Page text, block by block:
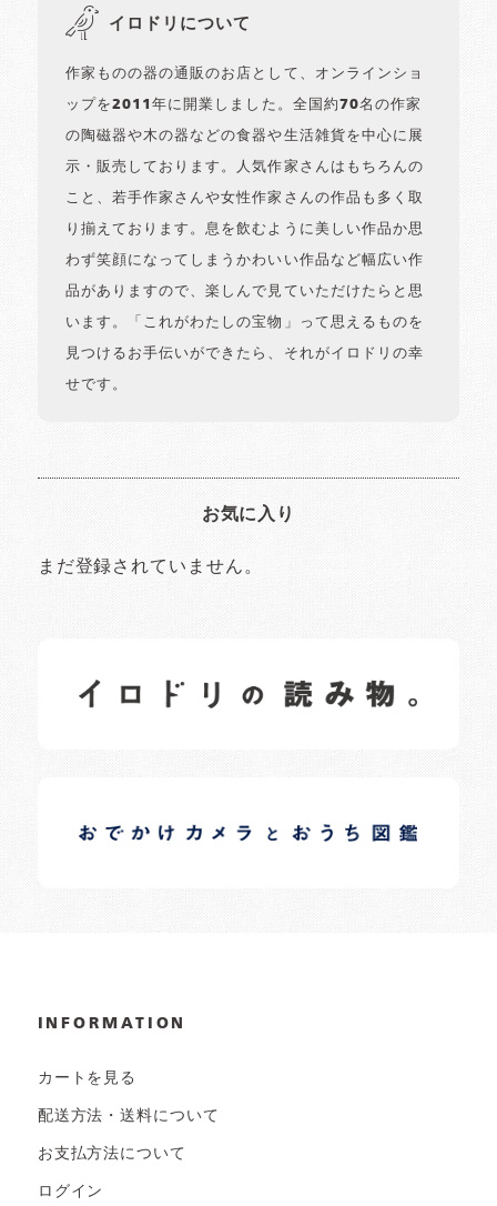
イロドリについて
作家ものの器の通販のお店として、オンラインショ
ップを2011年に開業しました。全国約70名の作家
の陶磁器や木の器などの食器や生活雑貨を中心に展
示・販売しております。人気作家さんはもちろんの
こと、若手作家さんや女性作家さんの作品も多く取
り揃えております。息を飲むように美しい作品か思
わず笑顔になってしまうかわいい作品など幅広い作
品がありますので、楽しんで見ていただけたらと思
います。「これがわたしの宝物」って思えるものを
見つけるお手伝いができたら、それがイロドリの幸
せです。
お気に入り
まだ登録されていません。
日常の様子など随時更新中です。
日常の様子など随時更新中です。
INFORMATION
カートを見る
配送方法・送料について
お支払方法について
ログイン